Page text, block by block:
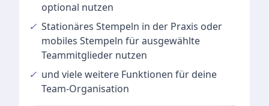
optional nutzen
✓ Stationäres Stempeln in der Praxis oder
mobiles Stempeln für ausgewählte
Teammitglieder nutzen
✓ und vieleweitere Funktionen für deine
Team-Organisation